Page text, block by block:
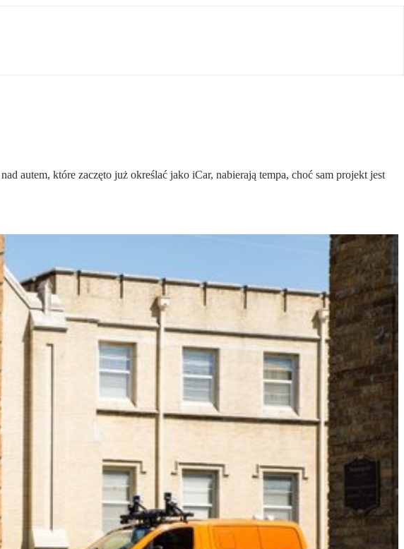
autem, które zaczęto już określać jako iCar, nabierają tempa, choć sam projekt jest